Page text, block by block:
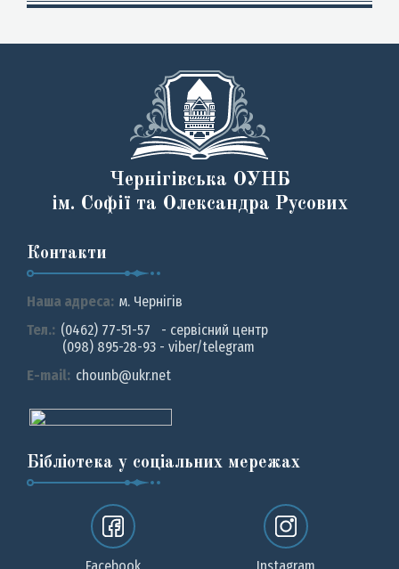
Чернігівська ОУНБ
ім. Софії та Олександра Русових
Контакти
Наша адреса: м. Чернiгiв
Тел.: (0462) 77-51-57 - сервісний центр
(098) 895-28-93 - viber/telegram
E-mail: chounb@ukr.net
Бібліотека у соціальних мережах